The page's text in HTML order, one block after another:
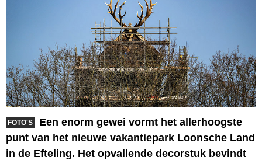
FOTO'S
Een enorm gewei vormt het allerhoogste
punt van het nieuwe vakantiepark Loonsche Land
in de Efteling. Het opvallende decorstuk bevindt